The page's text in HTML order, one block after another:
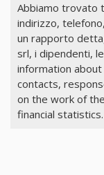
Abbiamo trovato
indirizzo,
un rapporto
srl, i dipendenti,
information about
contacts,
on the work of
financial statistics.